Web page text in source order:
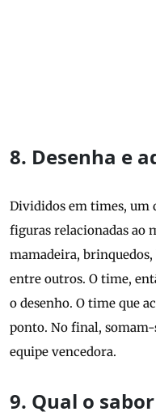
8. Desenha e
Divididos em times, um
figuras relacionadas ao
mamadeira,
entre outros. O time,
o desenho. O time que
ponto. No final,
equipe vencedora.
9. Qual o